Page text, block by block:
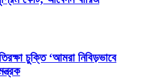
চুক্তি ‘আমরা নিবিড়ভাবে